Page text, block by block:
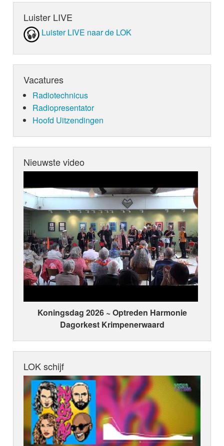
Luister LIVE
Luister LIVE naar de LOK
Vacatures
Radiotechnicus
Radiopresentator
Hoofd Uitzendingen
Nieuwste video
Koningsdag 2026 ~ Optreden Harmonie
Dagorkest Krimpenerwaard
LOK schijf